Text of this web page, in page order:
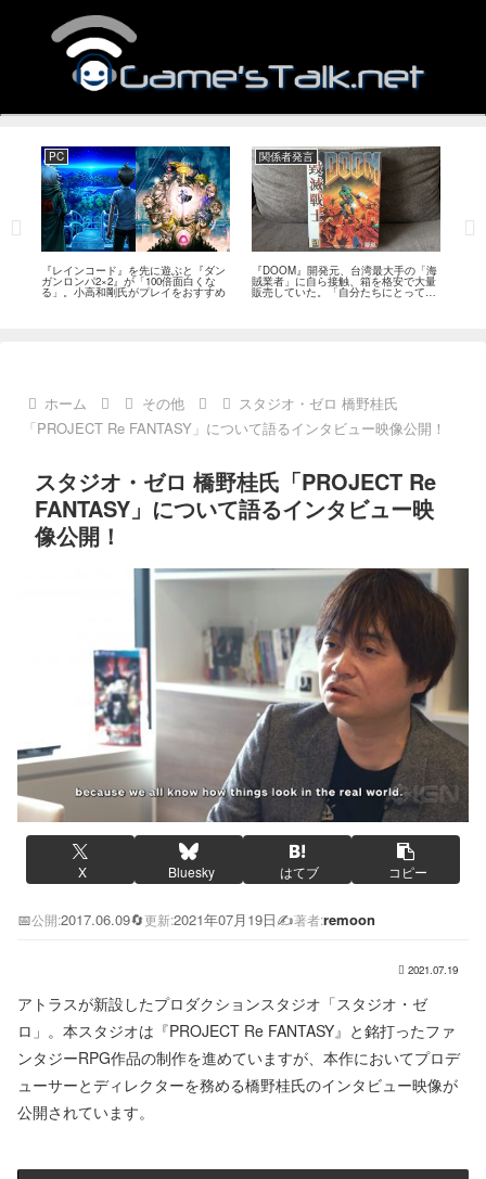
PC
『レインコード』を先に遊ぶと『ダン
ガンロンパ2×2』が「100倍面白くな
る」。小高和剛氏がプレイをおすすめ
関係者発言
『DOOM』開発元、台湾最大手の「海
賊業者」に自ら接触、箱を格安で大量
販売していた。「自分たちにとっては
流通だった」
ホーム その他
スタジオ・ゼロ 橋野桂氏
「PROJECT Re FANTASY」について語るインタビュー映像公開！
スタジオ・ゼロ 橋野桂氏「PROJECT Re
FANTASY」について語るインタビュー映
像公開！
X Bluesky はてブ コピー
📅公開:2017.06.09🔄更新:2021年07月19日✍️著者:remoon
2021.07.19
アトラスが新設したプロダクションスタジオ「スタジオ・ゼ
ロ」。本スタジオは『PROJECT Re FANTASY』と銘打ったファ
ンタジーRPG作品の制作を進めていますが、本作においてプロデ
ューサーとディレクターを務める橋野桂氏のインタビュー映像が
公開されています。